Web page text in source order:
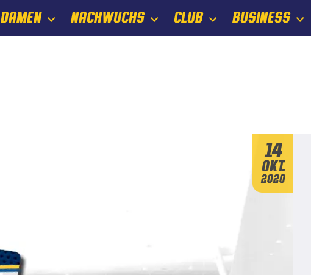
DAMEN NACHWUCHS CLUB BUSINESS
14
Okt.
2020